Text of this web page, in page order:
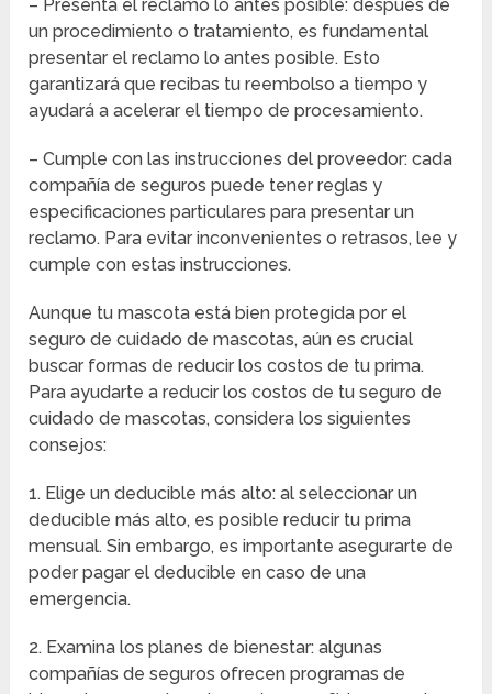
– Presenta el reclamo lo antes posible: después de
un procedimiento o tratamiento, es fundamental
presentar el reclamo lo antes posible. Esto
garantizará que recibas tu reembolso a tiempo y
ayudará a acelerar el tiempo de procesamiento.
– Cumple con las instrucciones del proveedor: cada
compañía de seguros puede tener reglas y
especificaciones particulares para presentar un
reclamo. Para evitar inconvenientes o retrasos, lee y
cumple con estas instrucciones.
Aunque tu mascota está bien protegida por el
seguro de cuidado de mascotas, aún es crucial
buscar formas de reducir los costos de tu prima.
Para ayudarte a reducir los costos de tu seguro de
cuidado de mascotas, considera los siguientes
consejos:
1. Elige un deducible más alto: al seleccionar un
deducible más alto, es posible reducir tu prima
mensual. Sin embargo, es importante asegurarte de
poder pagar el deducible en caso de una
emergencia.
2. Examina los planes de bienestar: algunas
compañías de seguros ofrecen programas de